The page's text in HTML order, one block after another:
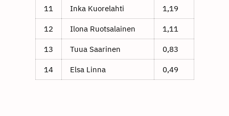
11 Inka Kuorelahti 1,19
12 Ilona Ruotsalainen 1,11
13 Tuua Saarinen 0,83
14 Elsa Linna 0,49